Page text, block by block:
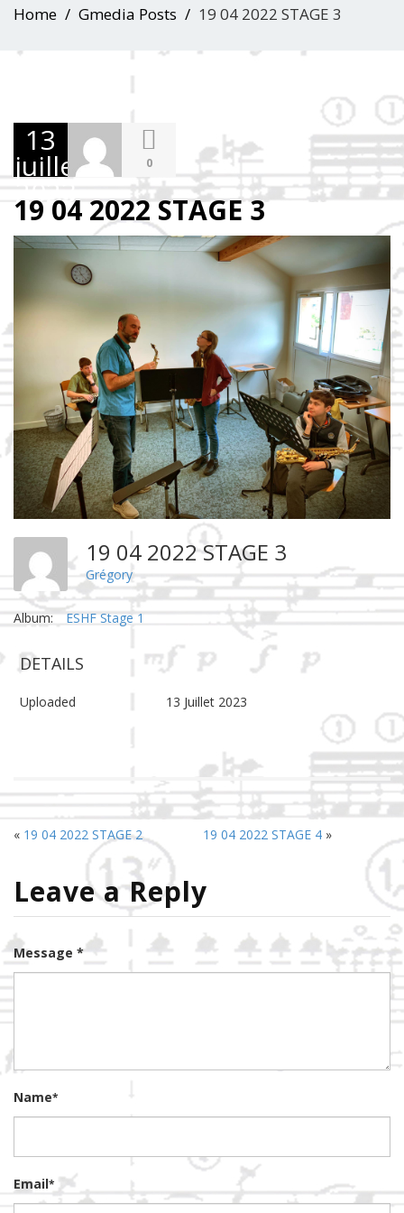
Home Gmedia Posts 19 04 2022 STAGE 3
13
juillet
2023
0
19 04 2022 STAGE 3
19 04 2022 STAGE 3
Grégory
Album: ESHF Stage 1
DETAILS
Uploaded 13 Juillet 2023
« 19 04 2022 STAGE 2 19 04 2022 STAGE 4»
Leave a Reply
Message *
Name*
Email*